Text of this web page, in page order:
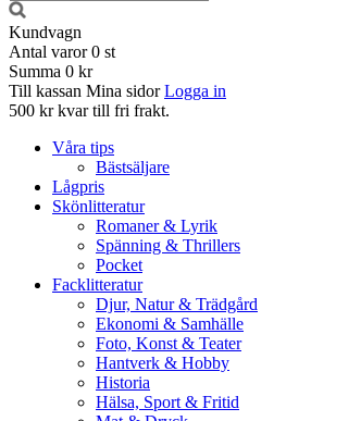
Kundvagn
Antal varor 0 st
Summa 0 kr
Till kassan Mina sidor Logga in
500 kr kvar till fri frakt.
Våra tips
Bästsäljare
Lågpris
Skönlitteratur
Romaner & Lyrik
Spänning & Thrillers
Pocket
Facklitteratur
Djur, Natur & Trädgård
Ekonomi & Samhälle
Foto, Konst & Teater
Hantverk & Hobby
Historia
Hälsa, Sport & Fritid